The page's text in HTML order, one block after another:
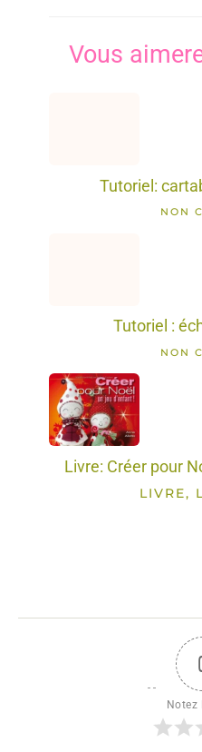
Vous
Tutoriel:
NON
Tutoriel :
NON
Livre: Créer pour
LIVRE,
Notez